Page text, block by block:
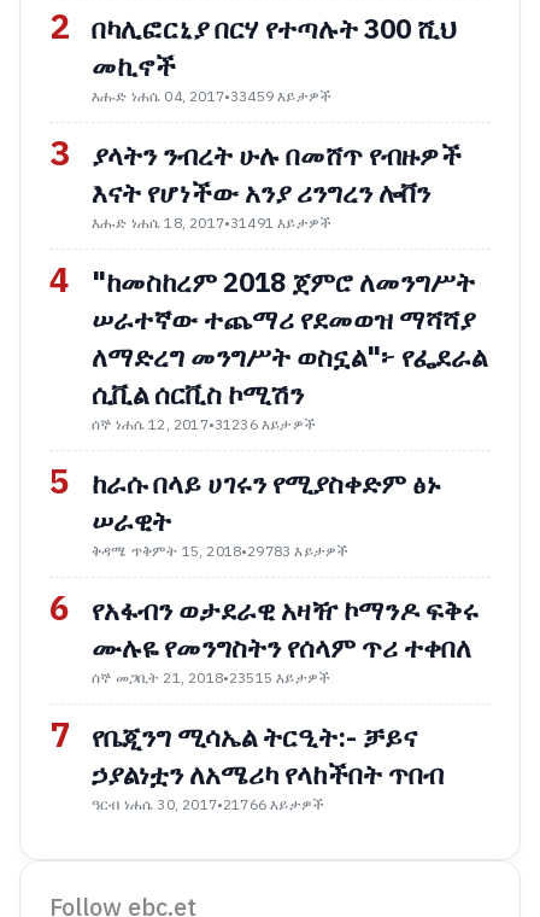
2 በካሊፎርኒያ በርሃ የተጣሉት 300 ሺህ
መኪኖች
እሑድ ነሐሴ 04, 2017•33459 እይታዎች
3
ያላትን ንብረት ሁሉ በመሸጥ የብዙዎች
እናት የሆነችው አንያ ሪንግረን ሎቨን
እሑድ ነሐሴ 18, 2017•31491 እይታዎች
4
"ከመስከረም 2018 ጀምሮ ለመንግሥት
ሠራተኛው ተጨማሪ የደመወዝ ማሻሻያ
ለማድረግ መንግሥት ወስኗል"፦ የፌደራል
ሲቪል ሰርቪስ ኮሚሽን
ሰኞ ነሐሴ 12, 2017•31236 እይታዎች
5
ከራሱ በላይ ሀገሩን የሚያስቀድም ፅኑ
ሠራዊት
ቅዳሜ ጥቅምት 15, 2018•29783 እይታዎች
6
የአፋብን ወታደራዊ አዛዥ ኮማንዶ ፍቅሩ
ሙሉዬ የመንግስትን የሰላም ጥሪ ተቀበለ
ሰኞ መጋቢት 21, 2018•23515 እይታዎች
7
የቤጂንግ ሚሳኤል ትርዒት:- ቻይና
ኃያልነቷን ለአሜሪካ የላከችበት ጥበብ
ዓርብ ነሐሴ 30, 2017•21766 እይታዎች
Follow ebc.et